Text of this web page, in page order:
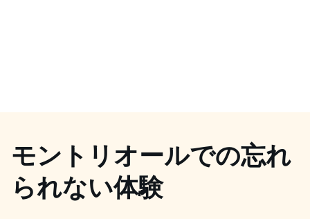
モントリオールでの忘れ
られない体験